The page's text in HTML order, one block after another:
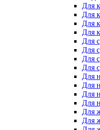
Для
Для
Для
Для
Для
Для
Для
Для
Для
Для
Для
Для
Для
Для